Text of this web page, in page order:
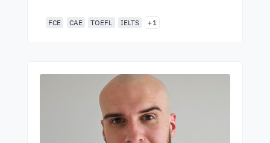
FCE CAE TOEFL IELTS +1